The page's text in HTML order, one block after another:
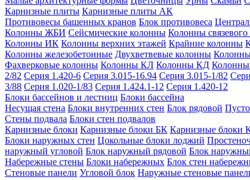
Карнизные плиты Карнизные плиты АК
Противовесы башенных кранов Блок противовеса
Колонны ЖБИ Сейсмические колонны Колонны связевого
Колонны ИК Колонны верхних этажей Крайние колонны
Колонны железобетонные Двухветвевые колонны
Фахверковые колонны Колонны КЛ Колонны КД
2/82 Серия 1.420-6 Серия 3.015-16.94 Серия 3.015-1/82
3/88 Серия 1.020-1/83 Серия 1.424.1-12 Серия 1.420-12
Блоки бассейнов и лестниц Блоки бассейна
Несущая стена Блоки внутренних стен Блок рядовой
Стены подвала Блоки стен подвалов
Карнизные блоки Карнизные блоки БК Карнизные блоки
Блоки наружных стен Цокольные блоки лоджий
наружный угловой Блок наружный рядовой Блок
Набережные стены Блоки набережных Блок стен
Стеновые панели Угловой блок Наружные стеновые